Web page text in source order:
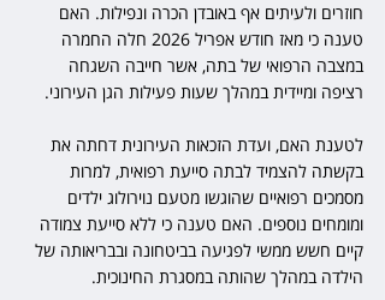
חוזרים ולעיתים אף באובדן הכרה ונפילות. האם
טענה כי מאז חודש אפריל 2026 חלה החמרה
במצבה הרפואי של בתה, אשר חייבה השגחה
רציפה ומיידית במהלך שעות פעילות הגן העירוני.
לטענת האם, ועדת הזכאות העירונית דחתה את
בקשתה להצמיד לבתה סייעת רפואית, למרות
מסמכים רפואיים שהוגשו מטעם נוירולוג ילדים
ומומחים נוספים. האם טענה כי ללא סייעת צמודה
קיים חשש ממשי לפגיעה בביטחונה ובבריאותה של
הילדה במהלך שהותה במסגרת החינוכית.